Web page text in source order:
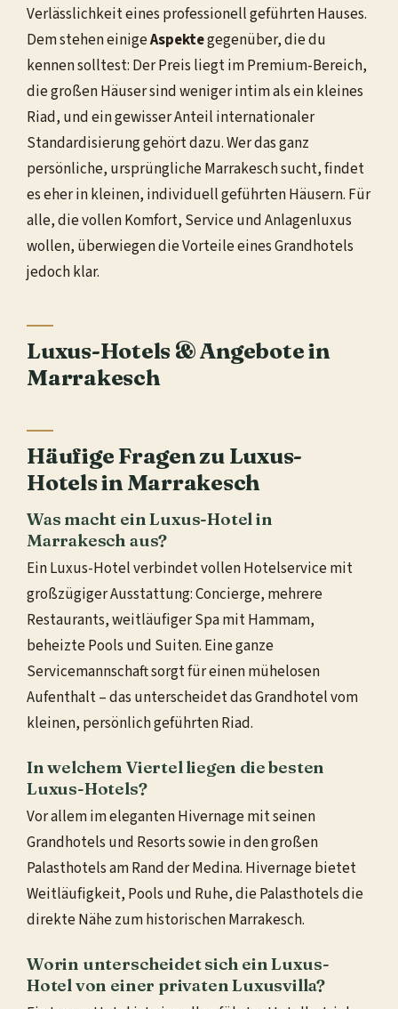
Verlässlichkeit eines professionell geführten Hauses.
Dem stehen einigeAspektegegenüber, die du
kennen solltest: Der Preis liegt im Premium-Bereich,
die großen Häuser sind weniger intim als ein kleines
Riad, und ein gewisser Anteil internationaler
Standardisierung gehört dazu. Wer das ganz
persönliche, ursprüngliche Marrakesch sucht, findet
es eher in kleinen, individuell geführten Häusern. Für
alle, die vollen Komfort, Service und Anlagenluxus
wollen, überwiegen die Vorteile eines Grandhotels
jedoch klar.
Luxus-Hotels & Angebote in
Marrakesch
Häufige Fragen zu Luxus-
Hotels in Marrakesch
Was macht ein Luxus-Hotel in
Marrakesch aus?
Ein Luxus-Hotel verbindet vollen Hotelservice mit
großzügiger Ausstattung: Concierge, mehrere
Restaurants, weitläufiger Spa mit Hammam,
beheizte Pools und Suiten. Eine ganze
Servicemannschaft sorgt für einen mühelosen
Aufenthalt – das unterscheidet das Grandhotel vom
kleinen, persönlich geführten Riad.
In welchem Viertel liegen die besten
Luxus-Hotels?
Vor allem im eleganten Hivernage mit seinen
Grandhotels und Resorts sowie in den großen
Palasthotels am Rand der Medina. Hivernage bietet
Weitläufigkeit, Pools und Ruhe, die Palasthotels die
direkte Nähe zum historischen Marrakesch.
Worin unterscheidet sich ein Luxus-
Hotel von einer privaten Luxusvilla?